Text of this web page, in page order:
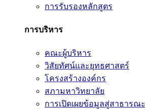
การรับรองหลักสูตร
การบริหาร
คณะผู้บริหาร
วิสัยทัศน์และยุทธศาสตร์
โครงสร้างองค์กร
สภามหาวิทยาลัย
การเปิดเผยข้อมูลสู่สาธารณะ